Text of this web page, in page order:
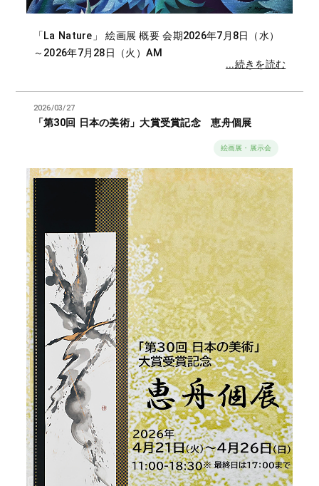
「La Nature」 絵画展 概要 会期2026年7月8日（水）
～2026年7月28日（火）AM
...続きを読む
2026/03/27
「第30回 日本の美術」大賞受賞記念 恵舟個展
絵画展・展示会